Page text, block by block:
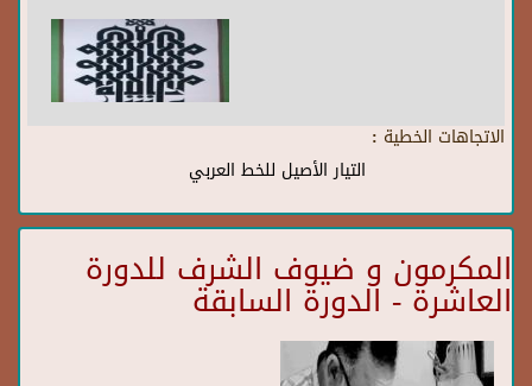
الاتجاهات الخطية :
التيار الأصيل للخط العربي
المكرمون و ضيوف الشرف للدورة
العاشرة - الدورة السابقة